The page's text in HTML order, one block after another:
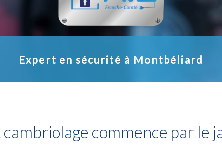
TÉLÉSURVEILLANCE
Expert en sécurité à Montbéliard
cambriolage commence par le